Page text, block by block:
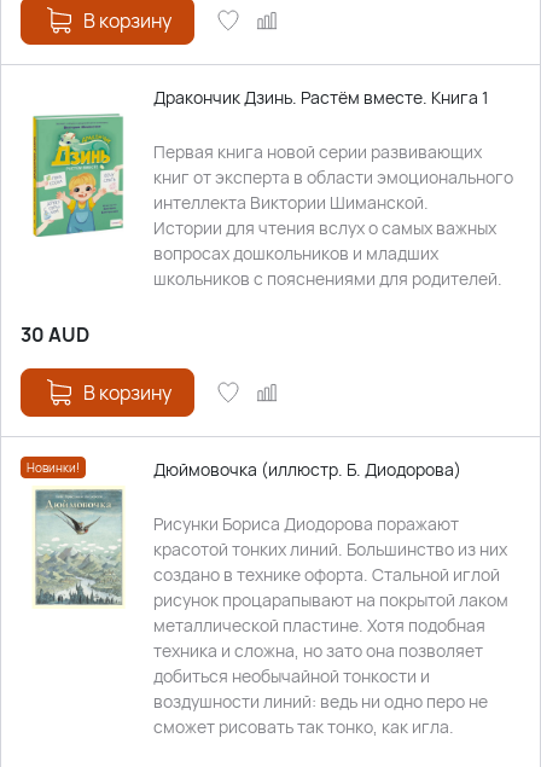
В корзину
Дракончик Дзинь. Растём вместе. Книга 1
Первая книга новой серии развивающих
книг от эксперта в области эмоционального
интеллекта Виктории Шиманской.
Истории для чтения вслух о самых важных
вопросах дошкольников и младших
школьников с пояснениями для родителей.
30AUD
В корзину
Новинки! Дюймовочка (иллюстр. Б. Диодорова)
Рисунки Бориса Диодорова поражают
красотой тонких линий. Большинство из них
создано в технике офорта. Стальной иглой
рисунок процарапывают на покрытой лаком
металлической пластине. Хотя подобная
техника и сложна, но зато она позволяет
добиться необычайной тонкости и
воздушности линий: ведь ни одно перо не
сможет рисовать так тонко, как игла.